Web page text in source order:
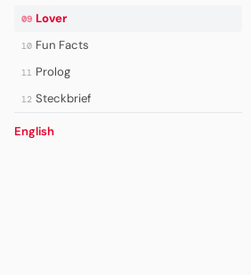
09 Lover
10 Fun Facts
11 Prolog
12 Steckbrief
English